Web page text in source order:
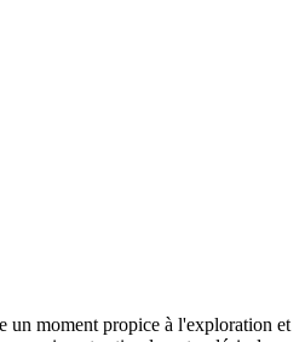
un moment propice à l'exploration et